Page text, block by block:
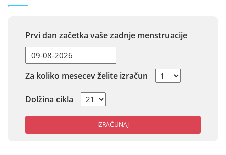
Prvi dan začetka vaše zadnje menstruacije
Za koliko mesecev želite izračun
Dolžina cikla
IZRAČUNAJ